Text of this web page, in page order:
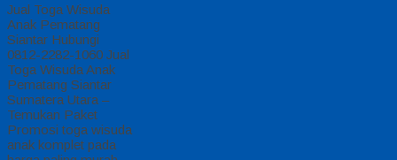
Jual Toga Wisuda
Anak Pematang
Siantar Hubungi
0812-2282-1060 Jual
Toga Wisuda Anak
Pematang Siantar
Sumatera Utara –
Temukan Paket
Promosi toga wisuda
anak komplet pada